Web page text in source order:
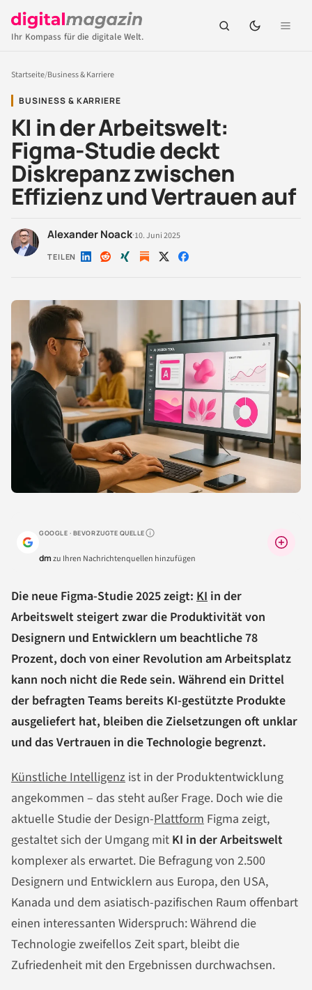
Ihr Kompass für die digitale Welt.
Startseite/Business & Karriere
BUSINESS & KARRIERE
KI in der Arbeitswelt:
Figma-Studie deckt
Diskrepanz zwischen
Effizienz und Vertrauen auf
Alexander Noack·10. Juni 2025
TEILEN Auf Auf Auf Auf Auf
GOOGLE · BEVORZUGTE QUELLEWarum lohnt sich das?
dmzu Ihren Nachrichtenquellen hinzufügen
Die neue Figma-Studie 2025 zeigt: KI in der
Arbeitswelt steigert zwar die Produktivität von
Designern und Entwicklern um beachtliche 78
Prozent, doch von einer Revolution am Arbeitsplatz
kann noch nicht die Rede sein. Während ein Drittel
der befragten Teams bereits KI-gestützte Produkte
ausgeliefert hat, bleiben die Zielsetzungen oft unklar
und das Vertrauen in die Technologie begrenzt.
Künstliche Intelligenz ist in der Produktentwicklung
angekommen – das steht außer Frage. Doch wie die
aktuelle Studie der Design-Plattform Figma zeigt,
gestaltet sich der Umgang mit KI in der Arbeitswelt
komplexer als erwartet. Die Befragung von 2.500
Designern und Entwicklern aus Europa, den USA,
Kanada und dem asiatisch-pazifischen Raum offenbart
einen interessanten Widerspruch: Während die
Technologie zweifellos Zeit spart, bleibt die
Zufriedenheit mit den Ergebnissen durchwachsen.